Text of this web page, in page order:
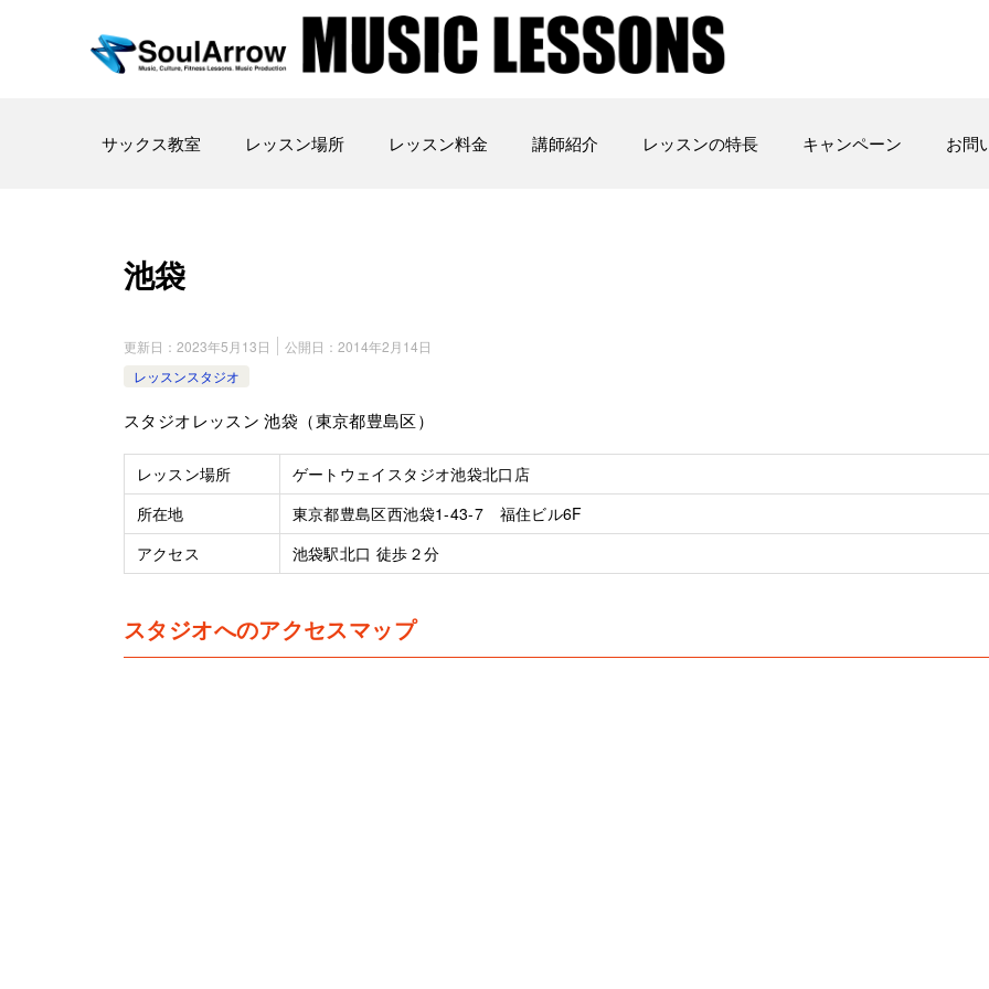
サックス教室 レッスン場所 レッスン料金 講師紹介 レッスンの特長 キャンペーン お問
池袋
更新日： 2023年5月13日 公開日： 2014年2月14日
レッスンスタジオ
スタジオレッスン 池袋（東京都豊島区）
レッスン場所
ゲートウェイスタジオ池袋北口店
所在地
東京都豊島区西池袋1-43-7 福住ビル6F
アクセス
池袋駅北口 徒歩２分
スタジオへのアクセスマップ